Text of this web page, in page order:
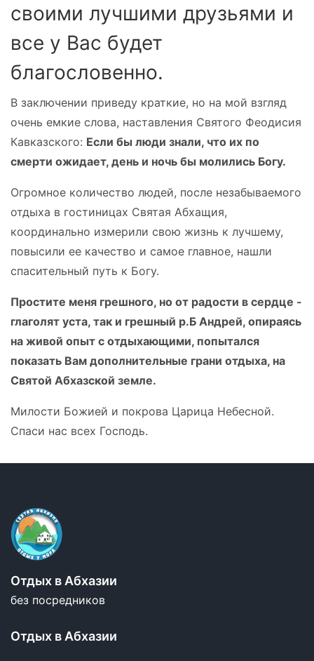
своими лучшими друзьями и
все у Вас будет
благословенно.
В заключении приведу краткие, но на мой взгляд
очень емкие слова, наставления Святого Феодисия
Кавказского: Если бы люди знали, что их по
смерти ожидает, день и ночь бы молились Богу.
Огромное количество людей, после незабываемого
отдыха в гостиницах Святая Абхащия,
координально измерили свою жизнь к лучшему,
повысили ее качество и самое главное, нашли
спасительный путь к Богу.
Простите меня грешного, но от радости в сердце -
глаголят уста, так и грешный р.Б Андрей, опираясь
на живой опыт с отдыхающими, попытался
показать Вам дополнительные грани отдыха, на
Святой Абхазской земле.
Милости Божией и покрова Царица Небесной.
Спаси нас всех Господь.
Отдых в Абхазии
без посредников
Отдых в Абхазии